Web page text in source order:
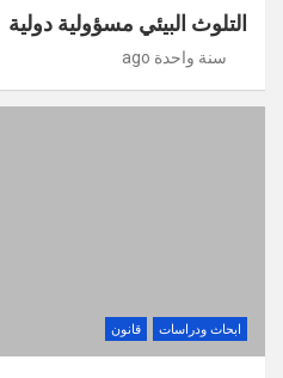
التلوث البيئي مسؤولية دولية
سنة واحدة ago
ابحاث ودراسات قانون